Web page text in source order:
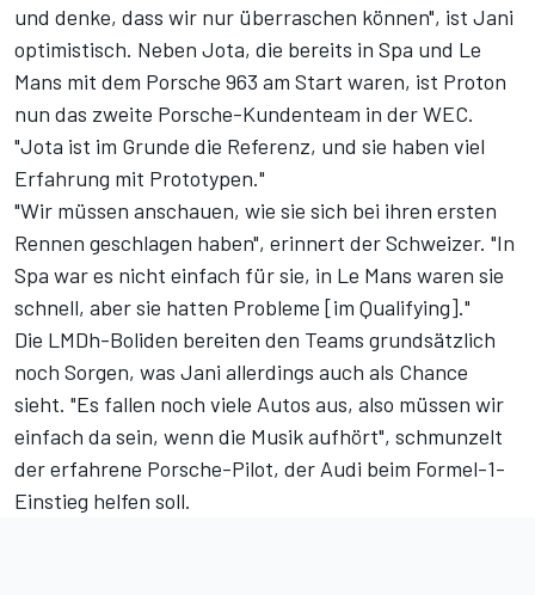
und denke, dass wir nur überraschen können", ist Jani
optimistisch. Neben Jota, die bereits in Spa und Le
Mans mit dem Porsche 963 am Start waren, ist Proton
nun das zweite Porsche-Kundenteam in der WEC.
"Jota ist im Grunde die Referenz, und sie haben viel
Erfahrung mit Prototypen."
"Wir müssen anschauen, wie sie sich bei ihren ersten
Rennen geschlagen haben", erinnert der Schweizer. "In
Spa war es nicht einfach für sie, in Le Mans waren sie
schnell, aber sie hatten Probleme [im Qualifying]."
Die LMDh-Boliden bereiten den Teams grundsätzlich
noch Sorgen, was Jani allerdings auch als Chance
sieht. "Es fallen noch viele Autos aus, also müssen wir
einfach da sein, wenn die Musik aufhört", schmunzelt
der erfahrene Porsche-Pilot, der Audi beim Formel-1-
Einstieg helfen soll.